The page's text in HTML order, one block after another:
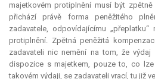
majetkovém protiplnění musí být
přichází právě forma peněžitého
zadavatele, odpovídajícímu „přeplatku“
protiplnění. Zpětná peněžitá
zadavateli nic nemění na tom, že
dispozice s majetkem, pouze to, co lze
takovém výdaji, se zadavateli vrací, tu již